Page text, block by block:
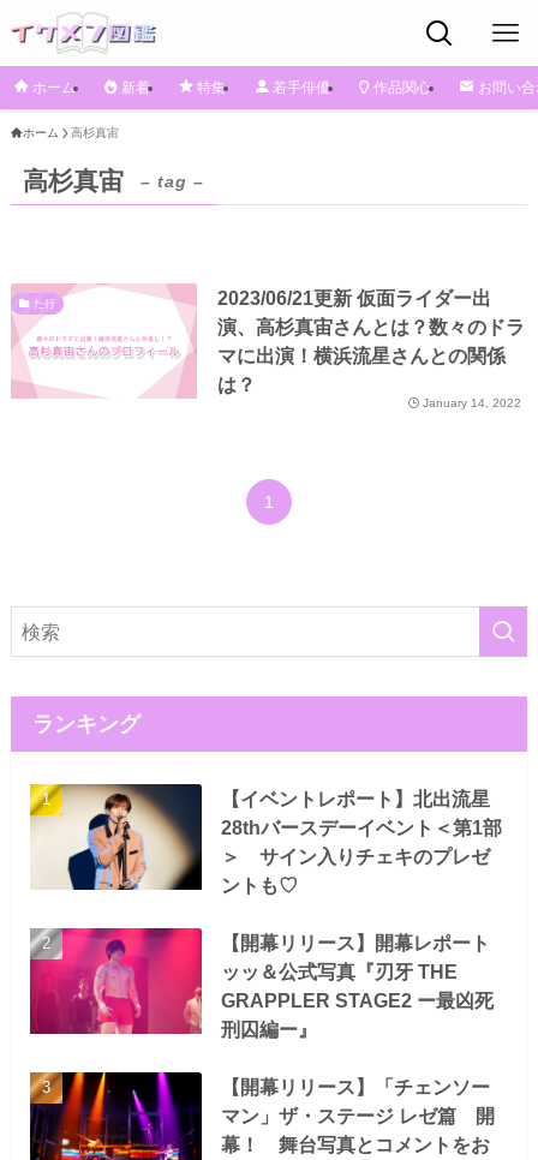
ホーム 新着 特集 若手俳優 作品関心 お問い
ホーム 高杉真宙
高杉真宙 – tag –
た行
2023/06/21更新 仮面ライダー出
演、高杉真宙さんとは？数々のドラ
マに出演！横浜流星さんとの関係
は？
January 14, 2022
1
ランキング
【イベントレポート】北出流星
28thバースデーイベント＜第1部
＞ サイン入りチェキのプレゼ
ントも♡
【開幕リリース】開幕レポート
ッッ＆公式写真『刃牙 THE
GRAPPLER STAGE2 ー最凶死
刑囚編ー』
【開幕リリース】「チェンソー
マン」ザ・ステージ レゼ篇 開
幕！ 舞台写真とコメントをお